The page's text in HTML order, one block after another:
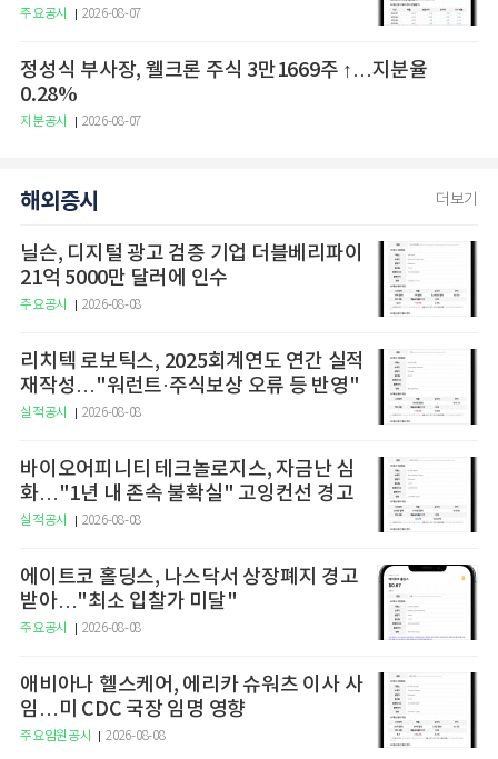
주요공시 2026-08-07
정성식 부사장, 웰크론 주식 3만1669주 ↑…지분율
0.28%
지분공시 2026-08-07
해외증시 더보기
닐슨, 디지털 광고 검증 기업 더블베리파이
21억 5000만 달러에 인수
주요공시 2026-08-08
리치텍 로보틱스, 2025회계연도 연간 실적
재작성…"워런트·주식보상 오류 등 반영"
실적공시 2026-08-08
바이오어피니티 테크놀로지스, 자금난 심
화…"1년 내 존속 불확실" 고잉컨선 경고
실적공시 2026-08-08
에이트코 홀딩스, 나스닥서 상장폐지 경고
받아…"최소 입찰가 미달"
주요공시 2026-08-08
애비아나 헬스케어, 에리카 슈워츠 이사 사
임…미 CDC 국장 임명 영향
주요임원공시 2026-08-08